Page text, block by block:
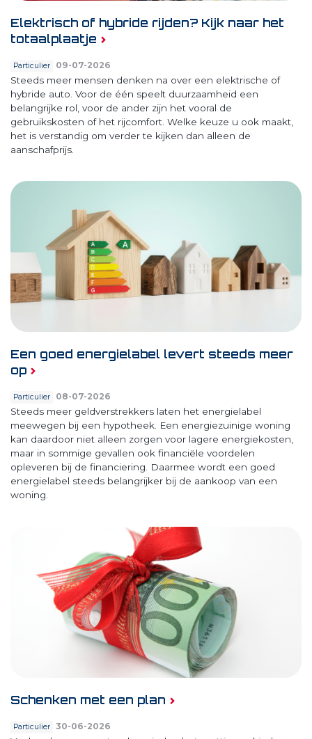
Elektrisch of hybride rijden? Kijk naar het
totaalplaatje
Particulier 09-07-2026
Steeds meer mensen denken na over een elektrische of
hybride auto. Voor de één speelt duurzaamheid een
belangrijke rol, voor de ander zijn het vooral de
gebruikskosten of het rijcomfort. Welke keuze u ook maakt,
het is verstandig om verder te kijken dan alleen de
aanschafprijs.
Een goed energielabel levert steeds meer
op
Particulier 08-07-2026
Steeds meer geldverstrekkers laten het energielabel
meewegen bij een hypotheek. Een energiezuinige woning
kan daardoor niet alleen zorgen voor lagere energiekosten,
maar in sommige gevallen ook financiële voordelen
opleveren bij de financiering. Daarmee wordt een goed
energielabel steeds belangrijker bij de aankoop van een
woning.
Schenken met een plan
Particulier 30-06-2026